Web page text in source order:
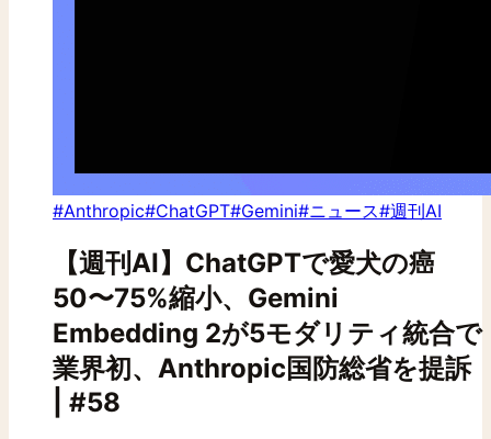
#Anthropic#ChatGPT#Gemini#ニュース#週刊AI
【週刊AI】ChatGPTで愛犬の癌
50〜75%縮小、Gemini
Embedding 2が5モダリティ統合で
業界初、Anthropic国防総省を提訴
| #58